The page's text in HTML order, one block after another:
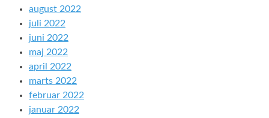
august 2022
juli 2022
juni 2022
maj 2022
april 2022
marts 2022
februar 2022
januar 2022